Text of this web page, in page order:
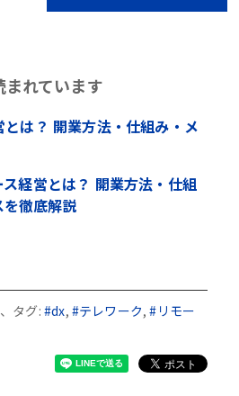
れています
は？ 開業方法・仕組み・メ
経営とは？ 開業方法・仕組
徹底解説
タグ: #dx, #テレワーク,#リモー